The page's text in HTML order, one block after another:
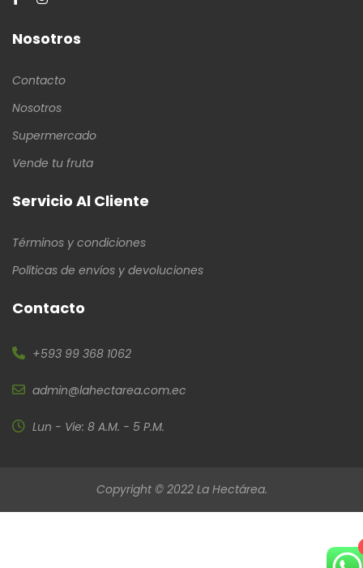
Nosotros
Contacto
Nosotros
Supermercado
Vende tu fruta
Servicio Al Cliente
Términos y condiciones
Políticas de envíos y devoluciones
Contacto
+593 99 368 1062
admin@lahectarea.com.ec
Lun - Vie: 8 A.M. - 5 P.M.
Copyright © 2022 La Hectárea.